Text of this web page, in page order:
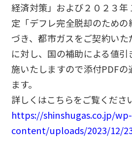
経済対策」および２０２３
定「デフレ完全脱却のため
づき、都市ガスをご契約いた
に対し、国の補助による値
施いたしますので添付PDFの
ます。
詳しくはこちらをご覧くださ
https://shinshugas.co.jp/wp-
content/uploads/2023/12/